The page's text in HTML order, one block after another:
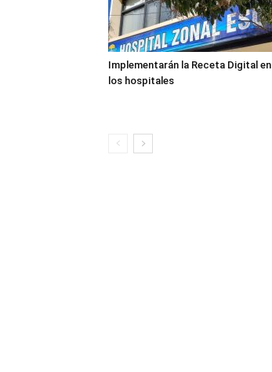
Implementarán la Receta Digital en
los hospitales